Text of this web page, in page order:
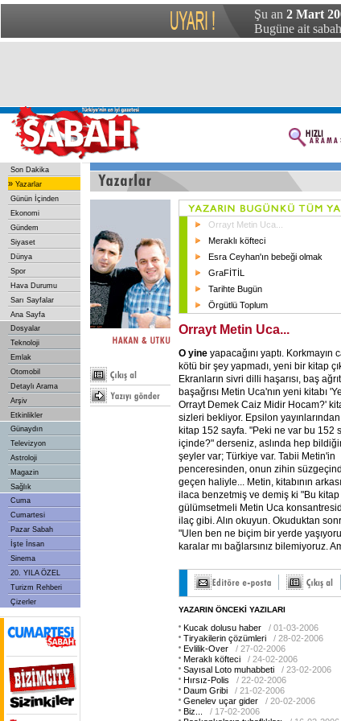
Şu an 2 Mart
Bugüne ait
Son Dakika
» Yazarlar
Günün İçinden
Ekonomi
Gündem
Siyaset
Dünya
Spor
Hava Durumu
Sarı Sayfalar
Ana Sayfa
Dosyalar
Teknoloji
Emlak
Otomobil
Detaylı Arama
Arşiv
Etkinlikler
Günaydın
Televizyon
Astroloji
Magazin
Sağlık
Cuma
Cumartesi
Pazar Sabah
İşte İnsan
Sinema
20. YILA ÖZEL
Turizm Rehberi
Çizerler
Orrayt Metin Uca...
Meraklı köfteci
Esra Ceyhan'ın bebeği olmak
GraFİTİL
Tarihte Bugün
Örgütlü Toplum
Orrayt Metin Uca...
O yine yapacağını yaptı. Korkmayın
kötü bir şey yapmadı, yeni bir kitap
Ekranların sivri dilli haşarısı, baş
başağrısı Metin Uca'nın yeni kitabı
Orrayt Demek Caiz Midir Hocam?'
sizleri bekliyor. Epsilon yayınlarından
kitap 152 sayfa. "Peki ne var bu 152
içinde?" derseniz, aslında hep
şeyler var; Türkiye var. Tabii Metin'in
penceresinden, onun zihin
geçen haliyle... Metin, kitabının
ilaca benzetmiş ve demiş ki "Bu
gülümsetmeli Metin Uca
ilaç gibi. Alın okuyun. Okuduktan
"Ulen ben ne biçim bir yerde
karalar mı bağlarsınız bilemiyoruz.
YAZARIN ÖNCEKİ YAZILARI
Kucak dolusu haber
/ 01-03-2006
Tiryakilerin çözümleri
/ 28-02-2006
Evlilik-Over
/ 27-02-2006
Meraklı köfteci
/ 24-02-2006
Sayısal Loto muhabbeti
/ 23-02-2006
Hırsız-Polis
/ 22-02-2006
Daum Gribi
/ 21-02-2006
Genelev uçar gider
/ 20-02-2006
Biz...
/ 17-02-2006